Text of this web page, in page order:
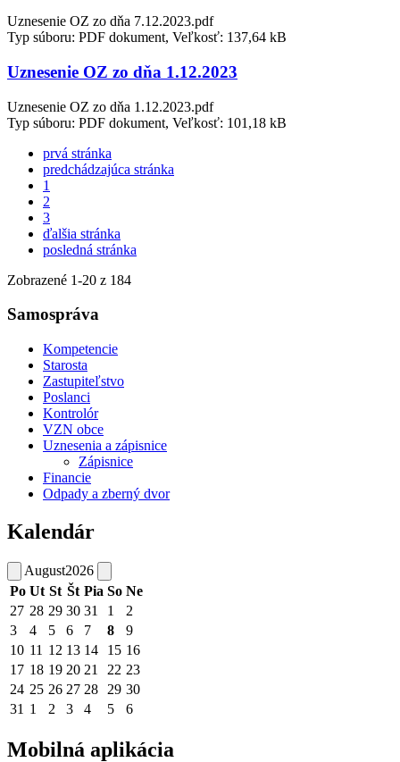
Uznesenie OZ zo dňa 7.12.2023.pdf
Typ súboru: PDF dokument, Veľkosť: 137,64 kB
Uznesenie OZ zo dňa 1.12.2023
Uznesenie OZ zo dňa 1.12.2023.pdf
Typ súboru: PDF dokument, Veľkosť: 101,18 kB
prvá stránka
predchádzajúca stránka
1
2
3
ďalšia stránka
posledná stránka
Zobrazené 1-20 z 184
Samospráva
Kompetencie
Starosta
Zastupiteľstvo
Poslanci
Kontrolór
VZN obce
Uznesenia a zápisnice
Zápisnice
Financie
Odpady a zberný dvor
Kalendár
August2026
Po Ut St Št Pia So Ne
27 28 29 30 31 1
2
3
4 5 6 7 8
9
10 11 12 13 14 15 16
17 18 19 20 21 22 23
24 25 26 27 28 29 30
31 1 2 3 4 5 6
Mobilná aplikácia